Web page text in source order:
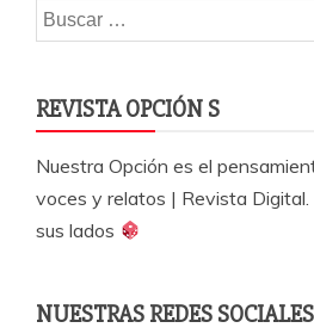
Buscar:
REVISTA OPCIÓN S
Nuestra Opción es el
voces y relatos | Revista
sus lados
NUESTRAS REDES SOCIALES